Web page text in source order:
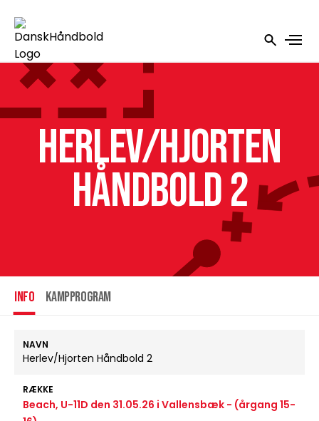
Herlev/Hjorten
Håndbold 2
INFO Kampprogram
NAVN
Herlev/Hjorten Håndbold 2
RÆKKE
Beach, U-11D den 31.05.26 i Vallensbæk - (årgang 15-